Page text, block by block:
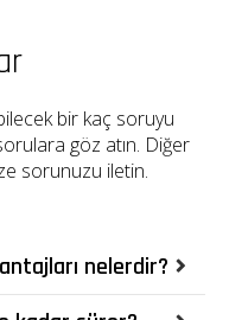
bir kaç soruyu
göz atın. Diğer
sorunuzu iletin.
nelerdir?